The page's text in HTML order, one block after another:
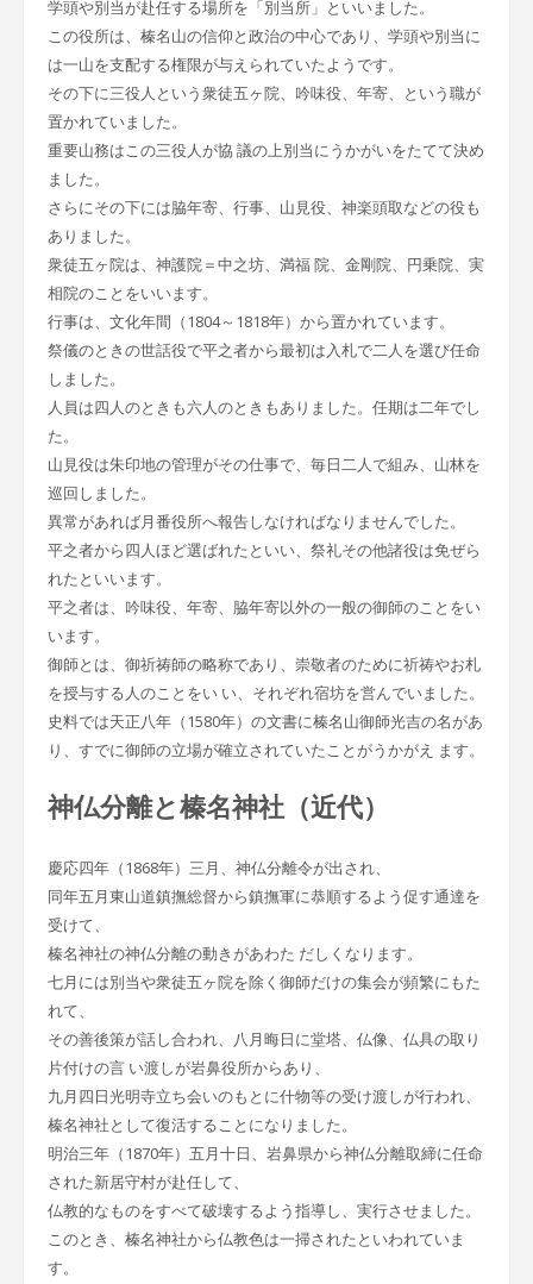
学頭や別当が赴任する場所を「別当所」といいました。
この役所は、榛名山の信仰と政治の中心であり、学頭や別当に
は一山を支配する権限が与えられていたようです。
その下に三役人という衆徒五ヶ院、吟味役、年寄、という職が
置かれていました。
重要山務はこの三役人が協 議の上別当にうかがいをたてて決め
ました。
さらにその下には脇年寄、行事、山見役、神楽頭取などの役も
ありました。
衆徒五ヶ院は、神護院＝中之坊、満福 院、金剛院、円乗院、実
相院のことをいいます。
行事は、文化年間（1804～1818年）から置かれています。
祭儀のときの世話役で平之者から最初は入札で二人を選び任命
しました。
人員は四人のときも六人のときもありました。任期は二年でし
た。
山見役は朱印地の管理がその仕事で、毎日二人で組み、山林を
巡回しました。
異常があれば月番役所へ報告しなければなりませんでした。
平之者から四人ほど選ばれたといい、祭礼その他諸役は免ぜら
れたといいます。
平之者は、吟味役、年寄、脇年寄以外の一般の御師のことをい
います。
御師とは、御祈祷師の略称であり、崇敬者のために祈祷やお札
を授与する人のことをい い、それぞれ宿坊を営んでいました。
史料では天正八年（1580年）の文書に榛名山御師光吉の名があ
り、すでに御師の立場が確立されていたことがうかがえ ます。
神仏分離と榛名神社（近代）
慶応四年（1868年）三月、神仏分離令が出され、
同年五月東山道鎮撫総督から鎮撫軍に恭順するよう促す通達を
受けて、
榛名神社の神仏分離の動きがあわた だしくなります。
七月には別当や衆徒五ヶ院を除く御師だけの集会が頻繁にもた
れて、
その善後策が話し合われ、八月晦日に堂塔、仏像、仏具の取り
片付けの言 い渡しが岩鼻役所からあり、
九月四日光明寺立ち会いのもとに什物等の受け渡しが行われ、
榛名神社として復活することになりました。
明治三年（1870年）五月十日、岩鼻県から神仏分離取締に任命
された新居守村が赴任して、
仏教的なものをすべて破壊するよう指導し、実行させました。
このとき、榛名神社から仏教色は一掃されたといわれていま
す。